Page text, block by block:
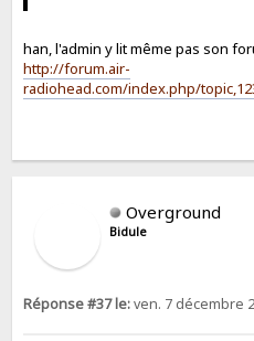
han, l'admin y lit même pas son
http://forum.air-
radiohead.com/index.php/
Overground
Bidule
Réponse #37 le:ven. 7 décembre